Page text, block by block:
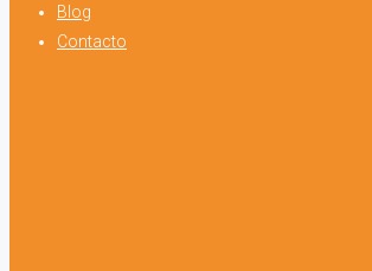
Blog
Contacto